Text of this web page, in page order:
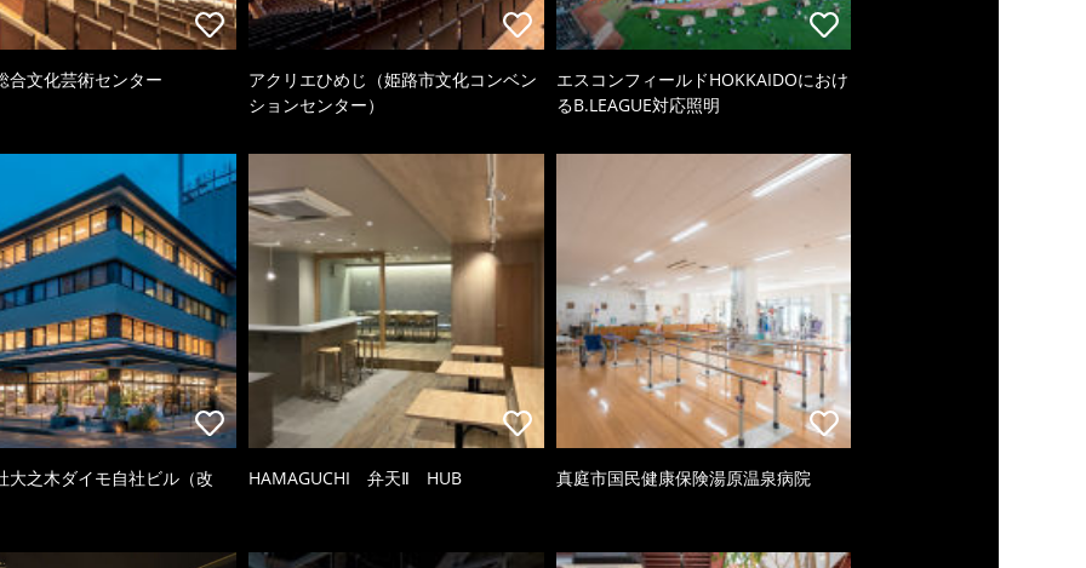
合文化芸術センター
アクリエひめじ（姫路市文化コンベン
ションセンター）
エスコンフィールドHOKKAIDOにおけ
るB.LEAGUE対応照明
大之木ダイモ自社ビル（改 HAMAGUCHI 弁天Ⅱ HUB 真庭市国民健康保険湯原温泉病院